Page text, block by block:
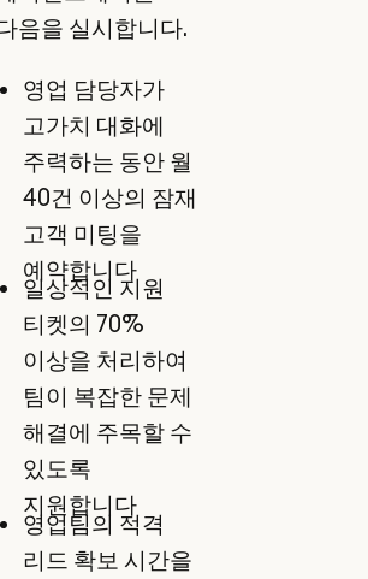
음을 실시합니다.
영업 담당자가
고가치 대화에
주력하는 동안 월
40건 이상의 잠재
고객 미팅을
예약합니다
일상적인 지원
티켓의 70%
이상을 처리하여
팀이 복잡한 문제
해결에 주목할 수
있도록
지원합니다
영업팀의 적격
리드 확보 시간을